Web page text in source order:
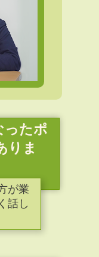
ったポ
りま
が業
話し